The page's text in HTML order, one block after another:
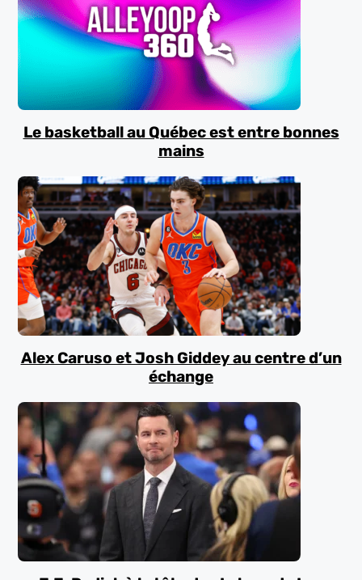
Le basketball au Québec est entre bonnes
mains
Alex Caruso et Josh Giddey au centre d’un
échange